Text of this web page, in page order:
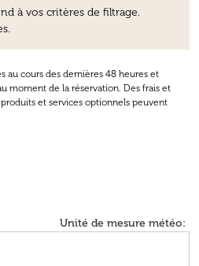
à vos critères de filtrage.
au cours des dernières 48 heures et
moment de la réservation. Des frais et
et services optionnels peuvent
Unité de mesure météo: